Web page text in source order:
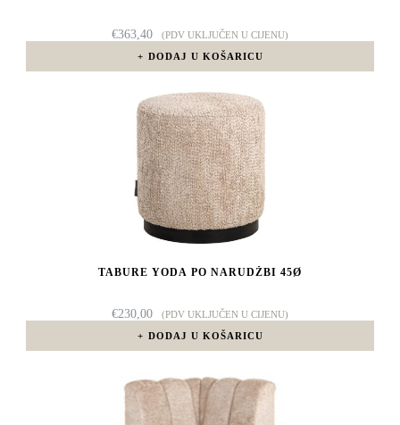
€363,40
(PDV UKLJUČEN U CIJENU)
DODAJ U KOŠARICU
TABURE YODA PO NARUDŽBI 45Ø
€230,00
(PDV UKLJUČEN U CIJENU)
DODAJ U KOŠARICU